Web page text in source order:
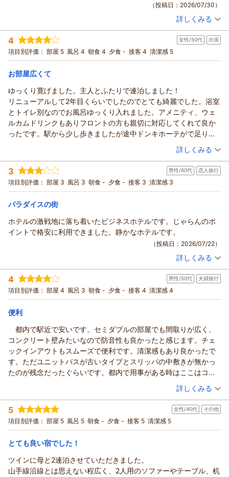
（投稿日：2026/07/30）
投稿者： yotamaさん(男性/40代)
宿泊プラン： 【当日限定】※チェックアウト10時※お得な当日限定プラン
【素泊まり】
ツイン 食事なし
宿泊価格帯： 7,001～8,000円(大人一人あたり/税込)
詳しくみる
4 女性/50代 出張
項目別評価： 部屋 5 風呂 4 朝食 4 夕食 - 接客 4 清潔感 5
お部屋広くて
ゆっくり寛げました。主人とふたりで連泊しました！
リニューアルして2年目くらいでしたのでとても綺麗でした。浴室
とトイレ別なのでお風呂ゆっくり入れました。アメニティ、ウェ
ルカムドリンクもありフロントの方も親切に対応してくれて良か
ったです。駅から少し歩きましたが途中ドンキホーテがで足りな
い物買ったりと便利でした。お世話になりありがとうございまし
（投稿日：2026/07/26）
宿泊時期： 2026年07月宿泊 (出張)
投稿者： すみちゃんさん
宿泊プラン： 【チェックイン17時チェックアウト10時】コスパ重視プラン◇
連泊時清掃なし◇【朝食付き】
ツイン 朝のみ
宿泊価格帯： 7,001～8,000円(大人一人あたり/税込)
詳しくみる
3 男性/60代 恋人旅行
項目別評価： 部屋 3 風呂 3 朝食 - 夕食 - 接客 3 清潔感 3
パラダイスの街
ホテルの激戦地に落ち着いたビジネスホテルです。じゃらんのポ
イントで格安に利用できました。静かなホテルです。
（投稿日：2026/07/22）
投稿者： まぁーちゃんさん(男性/60代)
宿泊プラン： 【じゃらんスペシャルウィーク】お得なバリュープラン 素泊ま
り
セミダブル 食事なし
宿泊価格帯： 2,001～3,000円(大人一人あたり/税込)
詳しくみる
4 男性/50代 夫婦旅行
項目別評価： 部屋 4 風呂 3 朝食 - 夕食 - 接客 4 清潔感 4
便利
都内で駅近で安いです。セミダブルの部屋でも間取りが広く、
コンクリート壁みたいなので防音性も良かったと感じます。チェ
ックインアウトもスムーズで便利です。清潔感もあり良かったで
す。ただユニットバスが古いタイプとスリッパの中敷きが無かっ
たのが残念だったぐらいです。都内で用事がある時はここはコス
（投稿日：2026/07/19）
宿泊時期： 2026年07月宿泊 (夫婦旅行)
投稿者： たださん
宿泊プラン： 【お得なバリュープラン】素泊まり セミダブル
宿泊価格帯： 4,001～5,000円(大人一人あたり/税込)
詳しくみる
5 女性/40代 その他
項目別評価： 部屋 5 風呂 5 朝食 - 夕食 - 接客 5 清潔感 5
とても良い宿でした！
ツインに母と2連泊させていただきました。
山手線沿線とは思えない程広く、2人用のソファーやテーブル、机